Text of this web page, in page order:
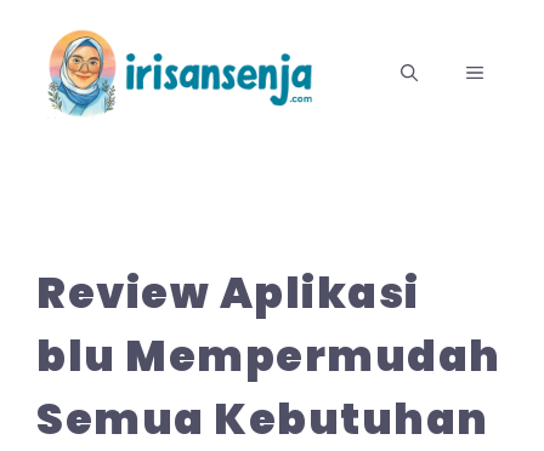
MENU
Review Aplikasi
blu Mempermudah
Semua Kebutuhan